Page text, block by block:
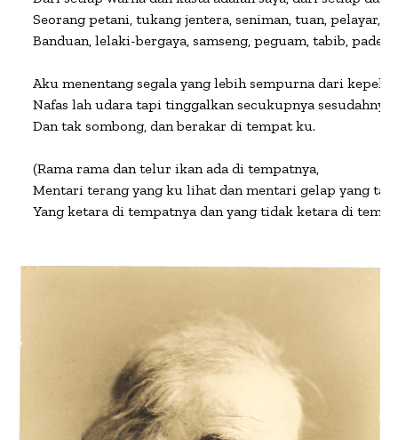
Seorang petani, tukang jentera, seniman, tuan, pelayar,
Banduan, lelaki-bergaya, samseng, peguam, tabib, paderi.
Aku menentang segala yang lebih sempurna dari
Nafas lah udara tapi tinggalkan secukupnya sesudahnya
Dan tak sombong, dan berakar di tempat ku.
(Rama rama dan telur ikan ada di tempatnya,
Mentari terang yang ku lihat dan mentari gelap yang
Yang ketara di tempatnya dan yang tidak ketara di